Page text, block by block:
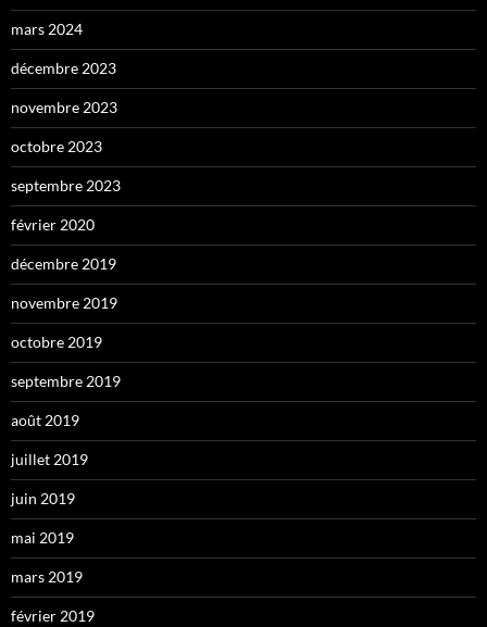
mars 2024
décembre 2023
novembre 2023
octobre 2023
septembre 2023
février 2020
décembre 2019
novembre 2019
octobre 2019
septembre 2019
août 2019
juillet 2019
juin 2019
mai 2019
mars 2019
février 2019